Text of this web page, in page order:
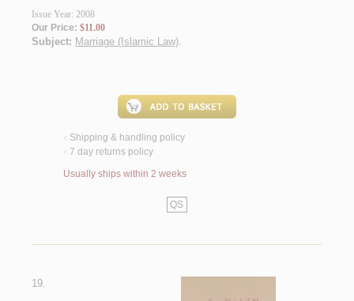
Issue Year: 2008
Our Price: $11.00
Subject: Marriage (Islamic Law).
< Shipping & handling policy
< 7 day returns policy
Usually ships within 2 weeks
QS
19.